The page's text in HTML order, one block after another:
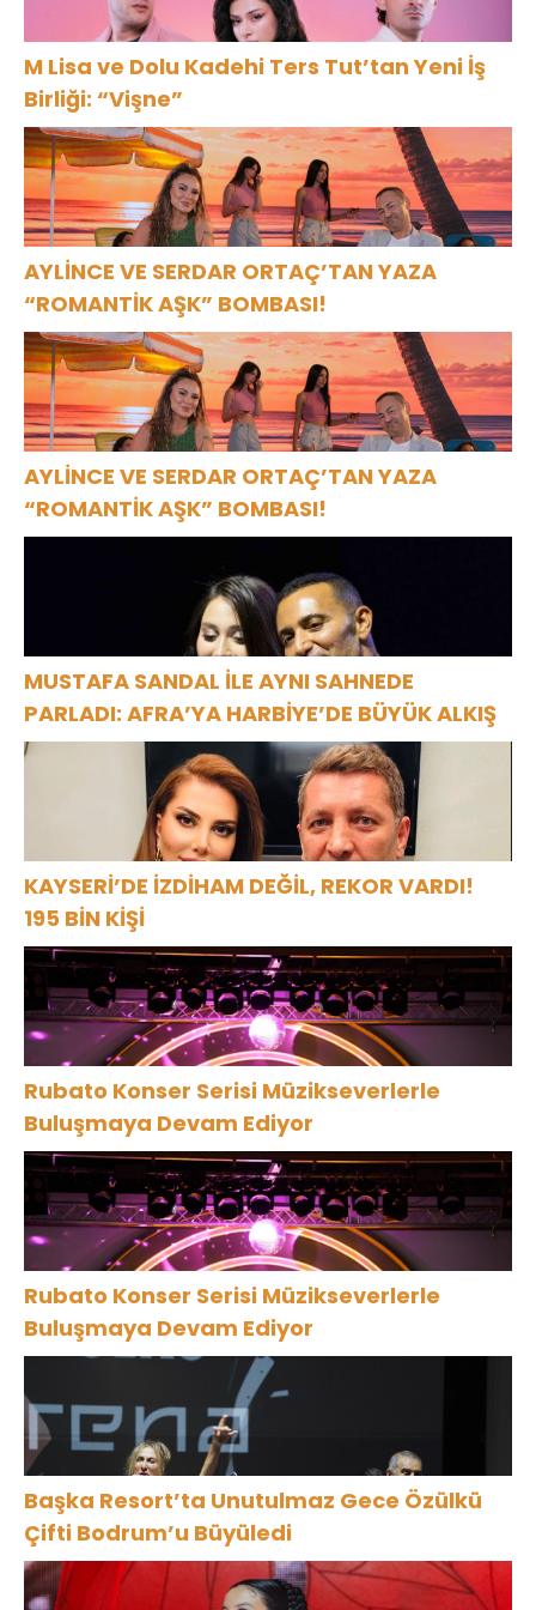
M Lisa ve Dolu Kadehi Ters Tut’tan Yeni İş
Birliği: “Vişne”
AYLİNCE VE SERDAR ORTAÇ’TAN YAZA
“ROMANTİK AŞK” BOMBASI!
AYLİNCE VE SERDAR ORTAÇ’TAN YAZA
“ROMANTİK AŞK” BOMBASI!
MUSTAFA SANDAL İLE AYNI SAHNEDE
PARLADI: AFRA’YA HARBİYE’DE BÜYÜK ALKIŞ
KAYSERİ’DE İZDİHAM DEĞİL, REKOR VARDI!
195 BİN KİŞİ
Rubato Konser Serisi Müzikseverlerle
Buluşmaya Devam Ediyor
Rubato Konser Serisi Müzikseverlerle
Buluşmaya Devam Ediyor
Başka Resort’ta Unutulmaz Gece Özülkü
Çifti Bodrum’u Büyüledi